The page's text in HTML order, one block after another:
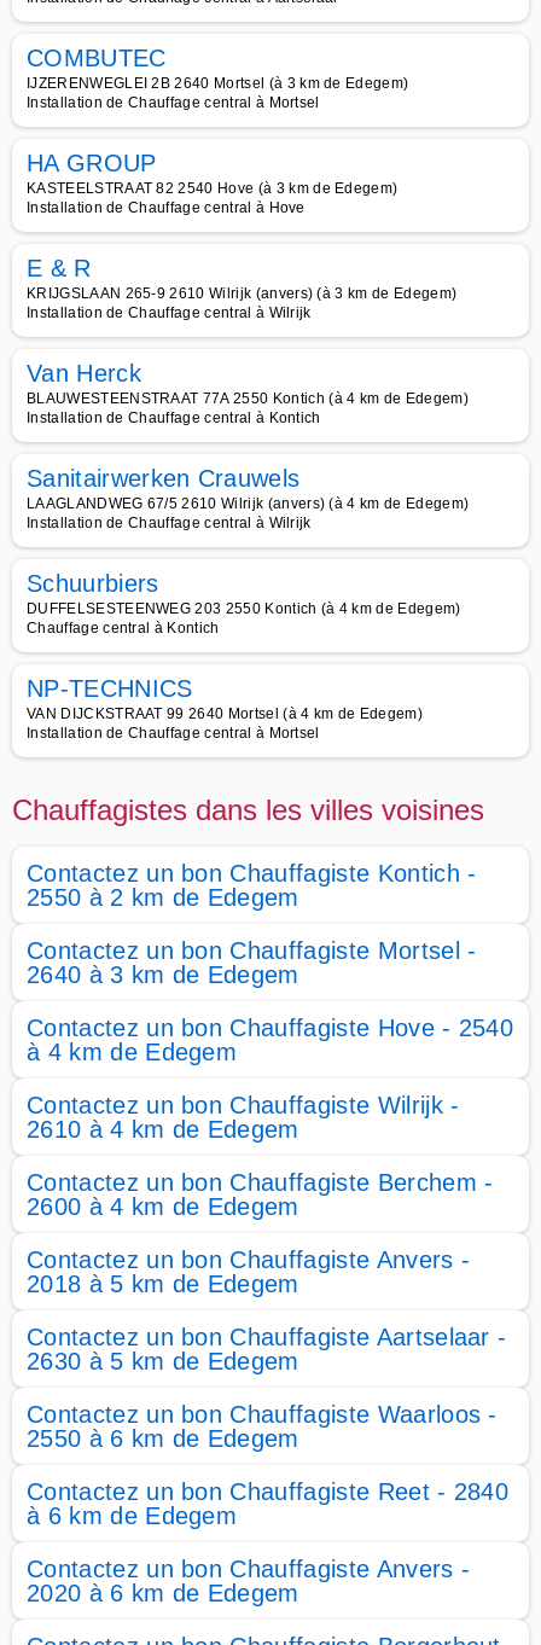
COMBUTEC
IJZERENWEGLEI 2B 2640 Mortsel (à 3 km de Edegem)
Installation de Chauffage central à Mortsel
HA GROUP
KASTEELSTRAAT 82 2540 Hove (à 3 km de Edegem)
Installation de Chauffage central à Hove
E & R
KRIJGSLAAN 265-9 2610 Wilrijk (anvers) (à 3 km de Edegem)
Installation de Chauffage central à Wilrijk
Van Herck
BLAUWESTEENSTRAAT 77A 2550 Kontich (à 4 km de Edegem)
Installation de Chauffage central à Kontich
Sanitairwerken Crauwels
LAAGLANDWEG 67/5 2610 Wilrijk (anvers) (à 4 km de Edegem)
Installation de Chauffage central à Wilrijk
Schuurbiers
DUFFELSESTEENWEG 203 2550 Kontich (à 4 km de Edegem)
Chauffage central à Kontich
NP-TECHNICS
VAN DIJCKSTRAAT 99 2640 Mortsel (à 4 km de Edegem)
Installation de Chauffage central à Mortsel
Chauffagistes dans les villes voisines
Contactez un bon Chauffagiste Kontich -
2550 à 2 km de Edegem
Contactez un bon Chauffagiste Mortsel -
2640 à 3 km de Edegem
Contactez un bon Chauffagiste Hove - 2540
à 4 km de Edegem
Contactez un bon Chauffagiste Wilrijk -
2610 à 4 km de Edegem
Contactez un bon Chauffagiste Berchem -
2600 à 4 km de Edegem
Contactez un bon Chauffagiste Anvers -
2018 à 5 km de Edegem
Contactez un bon Chauffagiste Aartselaar -
2630 à 5 km de Edegem
Contactez un bon Chauffagiste Waarloos -
2550 à 6 km de Edegem
Contactez un bon Chauffagiste Reet - 2840
à 6 km de Edegem
Contactez un bon Chauffagiste Anvers -
2020 à 6 km de Edegem